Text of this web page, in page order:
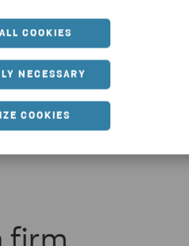
COOKIES
NECESSARY
COOKIES